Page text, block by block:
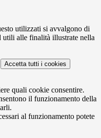
utilizzati si avvalgono di
utili alle finalità illustrate nella
Accetta tutti i cookies
quali cookie consentire.
il funzionamento della
al funzionamento potete